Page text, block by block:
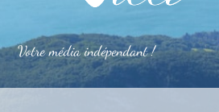
Votre média indépendant !